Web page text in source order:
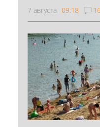
7 августа 09:18